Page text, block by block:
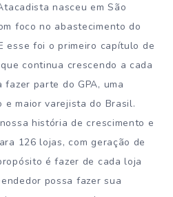
nasceu em São
foco no abastecimento do
esse foi o primeiro capítulo de
continua crescendo a cada
fazer parte do GPA, uma
e maior varejista do Brasil.
história de crescimento e
126 lojas, com geração de
é fazer de cada loja
possa fazer sua